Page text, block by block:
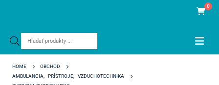
Products
0
HOME
OBCHOD
AMBULANCIA
PRÍSTROJE
VZDUCHOTECHNIKA